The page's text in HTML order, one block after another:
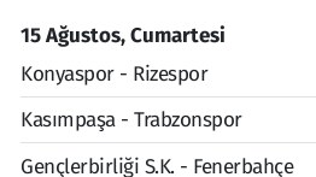
15 Ağustos, Cumartesi
Konyaspor - Rizespor
Kasımpaşa - Trabzonspor
Gençlerbirliği S.K. - Fenerbahçe